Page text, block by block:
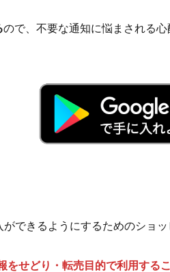
ので、不要な通知に悩まされる心
できるようにするためのショッ
せどり・転売目的で利用する